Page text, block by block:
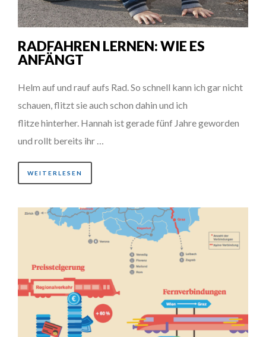
RADFAHREN LERNEN: WIE ES
ANFÄNGT
Helm auf und rauf aufs Rad. So schnell kann ich gar nicht
schauen, flitzt sie auch schon dahin und ich
flitze hinterher. Hannah ist gerade fünf Jahre geworden
und rollt bereits ihr …
WEITERLESEN